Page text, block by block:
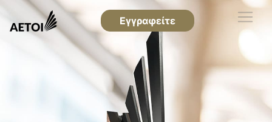
Εγγραφείτε